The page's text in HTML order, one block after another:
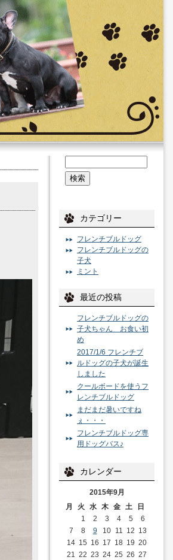
カテゴリー
フレンチブルドッグ
フレンチブルドッグの
子犬
ミント
最近の投稿
フレンチブルドッグの
子犬ちゃん お食い初
め
2017/1/6 フレンチブ
ルドッグの子犬が誕生
しました
クールボードを使うフ
レンチブルドッグ
まだまだ暑いですね
ぇ・・・
フレンチブルドッグ専
用ドッグバス♪
カレンダー
2015年9月
月
火 水 木 金 土
日
1
2 3 4 5
6
7
8 9 10 11 12 13
14 15 16 17 18 19 20
21 22 23 24 25 26 27